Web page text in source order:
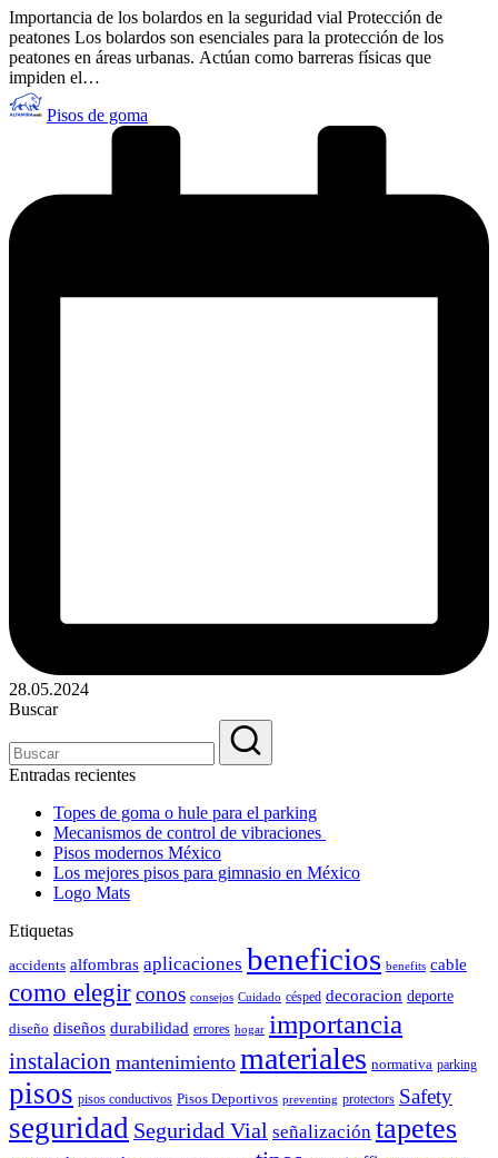
Importancia de los bolardos en la seguridad vial Protección de
peatones Los bolardos son esenciales para la protección de los
peatones en áreas urbanas. Actúan como barreras físicas que
impiden el…
Publicado
por
Pisos de goma
28.05.2024
Buscar
Entradas recientes
Topes de goma o hule para el parking
Mecanismos de control de vibraciones
Pisos modernos México
Los mejores pisos para gimnasio en México
Logo Mats
Etiquetas
accidents alfombras aplicaciones beneficios benefits cable
como elegirconos consejos Cuidado césped decoracion deporte
diseño diseños durabilidad errores hogar importancia
instalacion mantenimiento materiales normativa parking
pisos pisos conductivos Pisos Deportivos preventing protectors Safety
seguridad Seguridad Vial señalización tapetes